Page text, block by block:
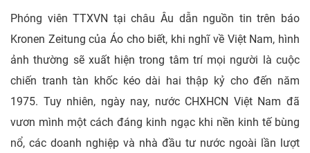
Phóng viên TTXVN tại châu Âu dẫn nguồn tin trên báo
Kronen Zeitung của Áo cho biết, khi nghĩ về Việt Nam, hình
ảnh thường sẽ xuất hiện trong tâm trí mọi người là cuộc
chiến tranh tàn khốc kéo dài hai thập kỷ cho đến năm
1975. Tuy nhiên, ngày nay, nước CHXHCN Việt Nam đã
vươn mình một cách đáng kinh ngạc khi nền kinh tế bùng
nổ, các doanh nghiệp và nhà đầu tư nước ngoài lần lượt